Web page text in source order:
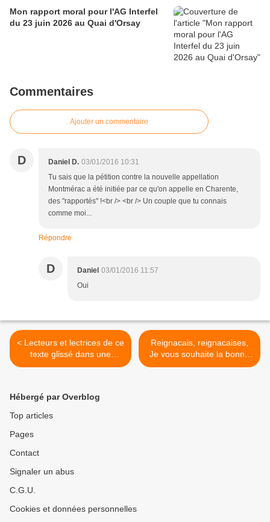
Mon rapport moral pour l'AG Interfel
du 23 juin 2026 au Quai d'Orsay
Commentaires
Ajouter un commentaire
D Daniel D. 03/01/2016 10:31
Tu sais que la pétition contre la nouvelle appellation
Montmérac a été initiée par ce qu'on appelle en Charente,
des "rapportés" !<br /> <br /> Un couple que tu connais
comme moi...
Répondre
D Daniel 03/01/2016 11:57
Oui
< Lecteurs et lectrices de ce
texte glissé dans une
bouteille (de champagne) à
Reignacais, reignacaises,
Je vous souhaite la bonne
année. >
Hébergé par Overblog
Top articles
Pages
Contact
Signaler un abus
C.G.U.
Cookies et données personnelles